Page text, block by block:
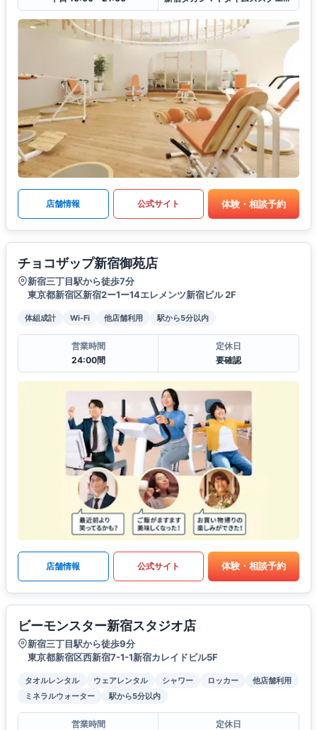
店舗情報 公式サイト 体験・相談予約
チョコザップ新宿御苑店
新宿三丁目駅から徒歩7分
東京都新宿区新宿2ー1ー14エレメンツ新宿ビル 2F
体組成計 Wi-Fi 他店舗利用 駅から5分以内
営業時間
24:00間
定休日
要確認
店舗情報 公式サイト 体験・相談予約
ビーモンスター新宿スタジオ店
新宿三丁目駅から徒歩9分
東京都新宿区西新宿7-1-1新宿カレイドビル5F
タオルレンタル ウェアレンタル シャワー ロッカー
他店舗利用
ミネラルウォーター
駅から5分以内
営業時間
定休日